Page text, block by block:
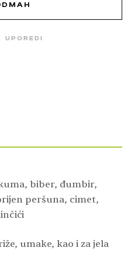
UPOREDI
biber, đumbir,
peršuna, cimet,
umake, kao i za jela